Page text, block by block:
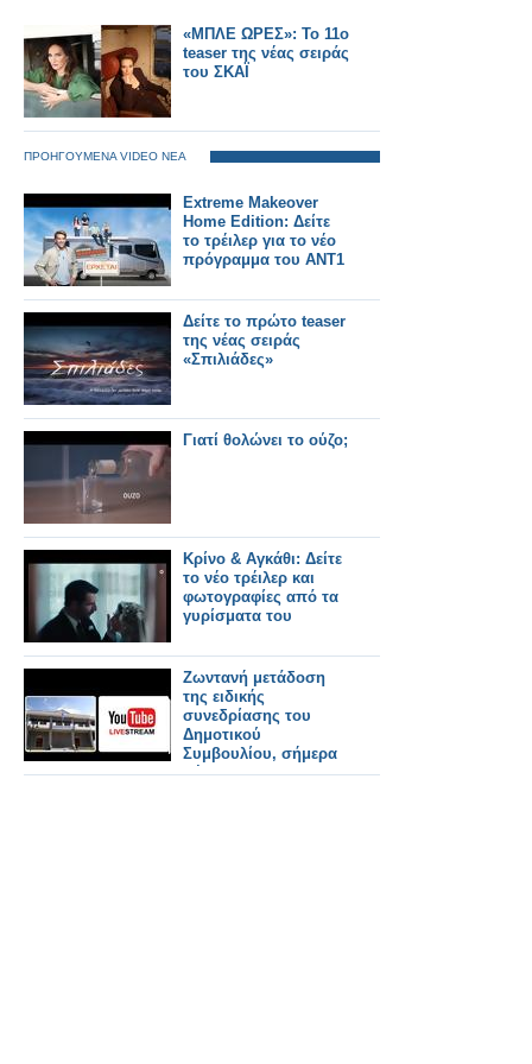
«ΜΠΛΕ ΩΡΕΣ»: Το 11ο
teaser της νέας σειράς
του ΣΚΑΪ
ΠΡΟΗΓΟΥΜΕΝΑ VIDEO ΝΕΑ
Extreme Makeover
Home Edition: Δείτε
το τρέιλερ για το νέο
πρόγραμμα του ΑΝΤ1
Δείτε το πρώτο teaser
της νέας σειράς
«Σπιλιάδες»
Γιατί θολώνει το ούζο;
Κρίνο & Αγκάθι: Δείτε
το νέο τρέιλερ και
φωτογραφίες από τα
γυρίσματα του
Ζωντανή μετάδοση
της ειδικής
συνεδρίασης του
Δημοτικού
Συμβουλίου, σήμερα
Πέμπτη στις 06:00